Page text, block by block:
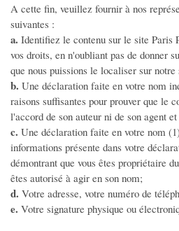
A cette fin, veuillez fournir à nos
suivantes :
a. Identifiez le contenu sur le site Paris
vos droits, en n'oubliant pas de donner
que nous puissions le localiser sur notre
b. Une déclaration faite en votre nom
raisons suffisantes pour prouver que le
l'accord de son auteur ni de son agent
c. Une déclaration faite en votre nom
informations présente dans votre
démontrant que vous êtes propriétaire
êtes autorisé à agir en son nom;
d. Votre adresse, votre numéro de
e. Votre signature physique ou